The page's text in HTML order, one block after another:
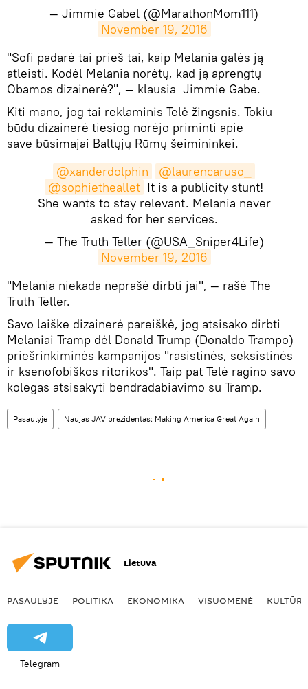
— Jimmie Gabel (@MarathonMom111)
November 19, 2016
​"Sofi padarė tai prieš tai, kaip Melania galės ją
atleisti. Kodėl Melania norėtų, kad ją aprengtų
Obamos dizainerė?", — klausia Jimmie Gabe.
Kiti mano, jog tai reklaminis Telė žingsnis. Tokiu
būdu dizainerė tiesiog norėjo priminti apie
save būsimajai Baltųjų Rūmų šeimininkei.
@xanderdolphin
@laurencaruso_
@sophietheallet It is a publicity stunt!
She wants to stay relevant. Melania never
asked for her services.
— The Truth Teller (@USA_Sniper4Life)
November 19, 2016
​"Melania niekada neprašė dirbti jai", — rašė The
Truth Teller.
Savo laiške dizainerė pareiškė, jog atsisako dirbti
Melaniai Tramp dėl Donald Trump (Donaldo Trampo)
priešrinkiminės kampanijos "rasistinės, seksistinės
ir ksenofobiškos ritorikos". Taip pat Telė ragino savo
kolegas atsisakyti bendradabiavimo su Tramp.
Pasaulyje Naujas JAV prezidentas: Making America Great Again
Lietuva
PASAULYJE POLITIKA EKONOMIKA VISUOMENĖ KULTŪRA
Telegram